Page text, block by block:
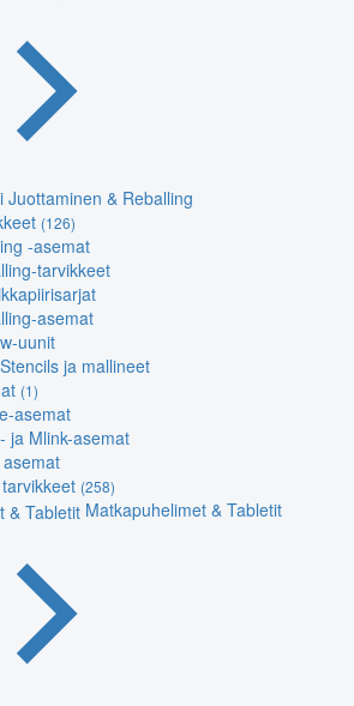
Juottaminen & Reballing
(126)
-asemat
tarvikkeet
asemat
uunit
ja mallineet
(1)
asemat
ja Mlink-asemat
(258)
Matkapuhelimet & Tabletit